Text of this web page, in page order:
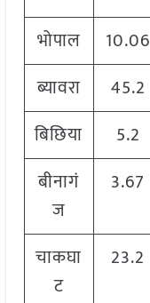
भोपाल
10.06
ब्यावरा
45.2
बिछिया
5.2
बीनागं
ज
3.67
चाकघा
ट
23.2